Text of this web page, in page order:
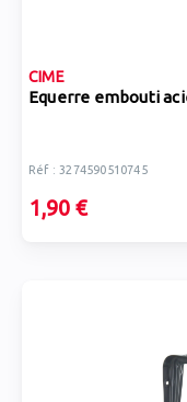
CIME
Equerre embouti
Réf : 3274590510745
1,90 €